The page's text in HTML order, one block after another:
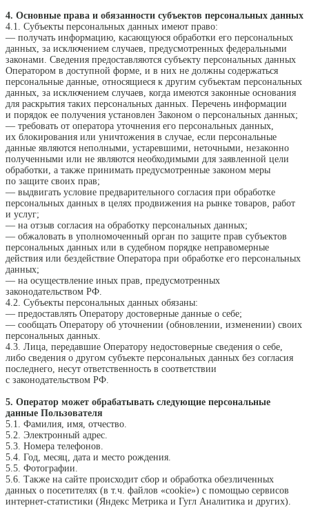
4. Основные права и обязанности субъектов персональных данных
4.1. Субъекты персональных данных имеют право:
— получать информацию, касающуюся обработки его персональных
данных, за исключением случаев, предусмотренных федеральными
законами. Сведения предоставляются субъекту персональных данных
Оператором в доступной форме, и в них не должны содержаться
персональные данные, относящиеся к другим субъектам персональных
данных, за исключением случаев, когда имеются законные основания
для раскрытия таких персональных данных. Перечень информации
и порядок ее получения установлен Законом о персональных данных;
— требовать от оператора уточнения его персональных данных,
их блокирования или уничтожения в случае, если персональные
данные являются неполными, устаревшими, неточными, незаконно
полученными или не являются необходимыми для заявленной цели
обработки, а также принимать предусмотренные законом меры
по защите своих прав;
— выдвигать условие предварительного согласия при обработке
персональных данных в целях продвижения на рынке товаров, работ
и услуг;
— на отзыв согласия на обработку персональных данных;
— обжаловать в уполномоченный орган по защите прав субъектов
персональных данных или в судебном порядке неправомерные
действия или бездействие Оператора при обработке его персональных
данных;
— на осуществление иных прав, предусмотренных
законодательством РФ.
4.2. Субъекты персональных данных обязаны:
— предоставлять Оператору достоверные данные о себе;
— сообщать Оператору об уточнении (обновлении, изменении) своих
персональных данных.
4.3. Лица, передавшие Оператору недостоверные сведения о себе,
либо сведения о другом субъекте персональных данных без согласия
последнего, несут ответственность в соответствии
с законодательством РФ.
5. Оператор может обрабатывать следующие персональные
данные Пользователя
5.1. Фамилия, имя, отчество.
5.2. Электронный адрес.
5.3. Номера телефонов.
5.4. Год, месяц, дата и место рождения.
5.5. Фотографии.
5.6. Также на сайте происходит сбор и обработка обезличенных
данных о посетителях (в т.ч. файлов «cookie») с помощью сервисов
интернет-статистики (Яндекс Метрика и Гугл Аналитика и других).